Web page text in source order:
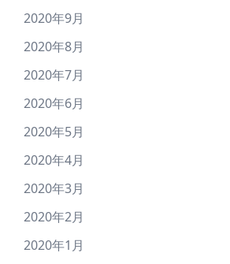
2020年9月
2020年8月
2020年7月
2020年6月
2020年5月
2020年4月
2020年3月
2020年2月
2020年1月